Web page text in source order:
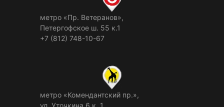
метро «Пр. Ветеранов»,
Петергофское ш. 55 к.1
+7 (812) 748-10-67
метро «Комендантский пр.»,